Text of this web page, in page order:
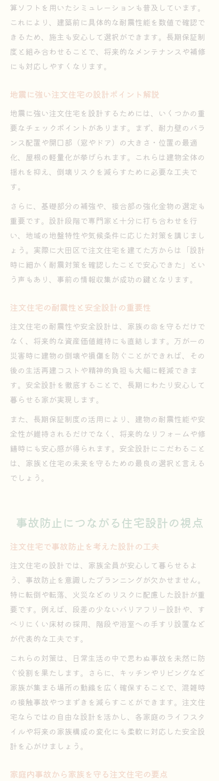
算ソフトを用いたシミュレーションも普及しています。
これにより、建築前に具体的な耐震性能を数値で確認で
きるため、施主も安心して選択ができます。長期保証制
度と組み合わせることで、将来的なメンテナンスや補修
にも対応しやすくなります。
地震に強い注文住宅の設計ポイント解説
地震に強い注文住宅を設計するためには、いくつかの重
要なチェックポイントがあります。まず、耐力壁のバラ
ンス配置や開口部（窓やドア）の大きさ・位置の最適
化、屋根の軽量化が挙げられます。これらは建物全体の
揺れを抑え、倒壊リスクを減らすために必要な工夫で
す。
さらに、基礎部分の補強や、接合部の強化金物の選定も
重要です。設計段階で専門家と十分に打ち合わせを行
い、地域の地盤特性や気候条件に応じた対策を講じまし
ょう。実際に大田区で注文住宅を建てた方からは「設計
時に細かく耐震対策を確認したことで安心できた」とい
う声もあり、事前の情報収集が成功の鍵となります。
注文住宅の耐震性と安全設計の重要性
注文住宅の耐震性や安全設計は、家族の命を守るだけで
なく、将来的な資産価値維持にも直結します。万が一の
災害時に建物の倒壊や損傷を防ぐことができれば、その
後の生活再建コストや精神的負担も大幅に軽減できま
す。安全設計を徹底することで、長期にわたり安心して
暮らせる家が実現します。
また、長期保証制度の活用により、建物の耐震性能や安
全性が維持されるだけでなく、将来的なリフォームや修
繕時にも安心感が得られます。安全設計にこだわること
は、家族と住宅の未来を守るための最良の選択と言える
でしょう。
事故防止につながる住宅設計の視点
注文住宅で事故防止を考えた設計の工夫
注文住宅の設計では、家族全員が安心して暮らせるよ
う、事故防止を意識したプランニングが欠かせません。
特に転倒や転落、火災などのリスクに配慮した設計が重
要です。例えば、段差の少ないバリアフリー設計や、す
べりにくい床材の採用、階段や浴室への手すり設置など
が代表的な工夫です。
これらの対策は、日常生活の中で思わぬ事故を未然に防
ぐ役割を果たします。さらに、キッチンやリビングなど
家族が集まる場所の動線を広く確保することで、混雑時
の接触事故やつまずきを減らすことができます。注文住
宅ならではの自由な設計を活かし、各家庭のライフスタ
イルや将来の家族構成の変化にも柔軟に対応した安全設
計を心がけましょう。
家庭内事故から家族を守る注文住宅の要点